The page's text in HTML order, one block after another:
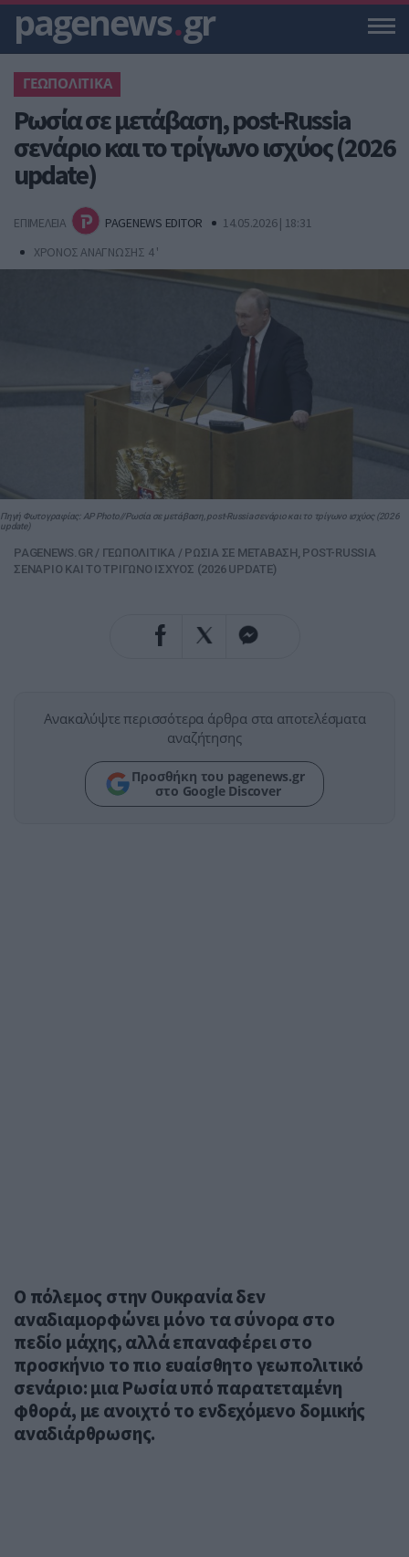
pagenews.gr
ΓΕΩΠΟΛΙΤΙΚΑ
Ρωσία σε μετάβαση, post-Russia
σενάριο και το τρίγωνο ισχύος (2026
update)
ΕΠΙΜΕΛΕΙΑ PAGENEWS EDITOR
14.05.2026 | 18:31
ΧΡΟΝΟΣ ΑΝΑΓΝΩΣΗΣ 4 '
Πηγή Φωτογραφίας: AP Photo//Ρωσία σε μετάβαση, post-Russia σενάριο και το τρίγωνο ισχύος (2026
update)
PAGENEWS.GR/ ΓΕΩΠΟΛΙΤΙΚΑ/ ΡΩΣΙΑ ΣΕ ΜΕΤΑΒΑΣΗ, POST-RUSSIA
ΣΕΝΑΡΙΟ ΚΑΙ ΤΟ ΤΡΙΓΩΝΟ ΙΣΧΥΟΣ (2026 UPDATE)
Ανακαλύψτε περισσότερα άρθρα στα αποτελέσματα
αναζήτησης
Προσθήκη του pagenews.gr
στο Google Discover
Ο πόλεμος στην Ουκρανία δεν
αναδιαμορφώνει μόνο τα σύνορα στο
πεδίο μάχης, αλλά επαναφέρει στο
προσκήνιο το πιο ευαίσθητο γεωπολιτικό
σενάριο: μια Ρωσία υπό παρατεταμένη
φθορά, με ανοιχτό το ενδεχόμενο δομικής
αναδιάρθρωσης.